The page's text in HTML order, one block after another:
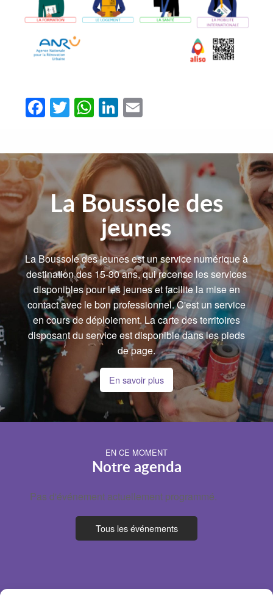
Facebook
Twitter
WhatsApp
LinkedIn
La Boussole des
jeunes
La Boussole des jeunes est un service numérique à
destination des 15-30 ans, qui recense les services
disponibles pour les jeunes et facilite la mise en
contact avec le bon professionnel. C'est un service
en cours de déploiement. La carte des territoires
disposant du service est disponible dans les pieds
de page.
En savoir plus
EN CE MOMENT
Notre agenda
Pas d'événement actuellement programmé.
Tous les événements